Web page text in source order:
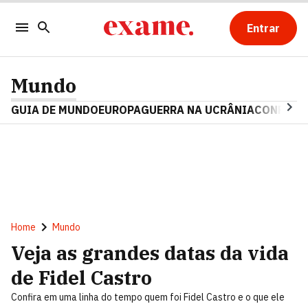
Entrar
Mundo
GUIA DE MUNDOEUROPAGUERRA NA UCRÂNIA
Home Mundo
Veja as grandes datas da vida
de Fidel Castro
Confira em uma linha do tempo quem foi Fidel Castro e o que ele